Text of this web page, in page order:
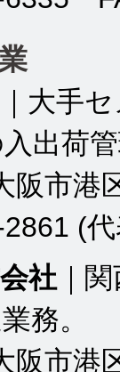
｜大手
出荷
阪市港
2861 (
社 ｜
務。
阪市港